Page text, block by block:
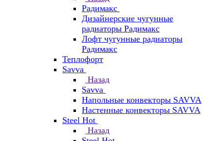
Радимакс
Дизайнерские чугунные
радиаторы Радимакс
Лофт чугунные радиаторы
Радимакс
Теплофорт
Savva
Назад
Savva
Напольные конвекторы SAVVA
Настенные конвекторы SAVVA
Steel Hot
Назад